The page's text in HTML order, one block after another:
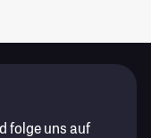
folge uns auf